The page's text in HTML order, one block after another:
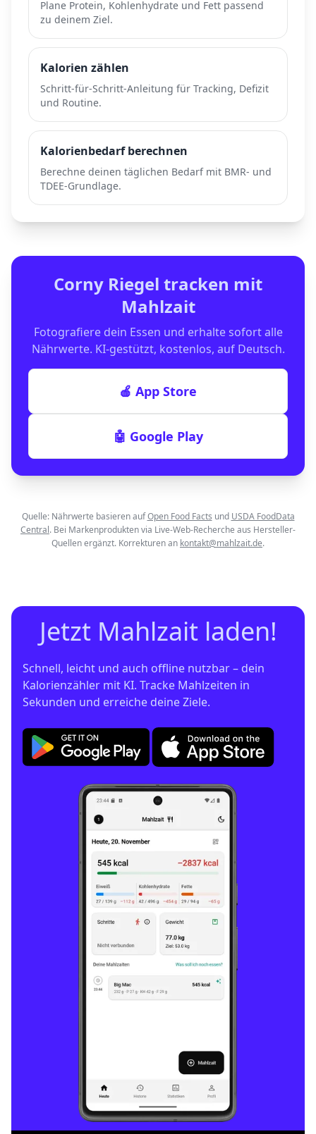
Plane Protein, Kohlenhydrate und Fett passend
zu deinem Ziel.
Kalorien zählen
Schritt-für-Schritt-Anleitung für Tracking, Defizit
und Routine.
Kalorienbedarf berechnen
Berechne deinen täglichen Bedarf mit BMR- und
TDEE-Grundlage.
Corny Riegel tracken mit
Mahlzait
Fotografiere dein Essen und erhalte sofort alle
Nährwerte. KI-gestützt, kostenlos, auf Deutsch.
🍎 App Store
🤖 Google Play
Quelle: Nährwerte basieren auf Open Food Facts und USDA FoodData
Central. Bei Markenprodukten via Live-Web-Recherche aus Hersteller-
Quellen ergänzt. Korrekturen an kontakt@mahlzait.de.
Jetzt Mahlzait laden!
Schnell, leicht und auch offline nutzbar – dein
Kalorienzähler mit KI. Tracke Mahlzeiten in
Sekunden und erreiche deine Ziele.